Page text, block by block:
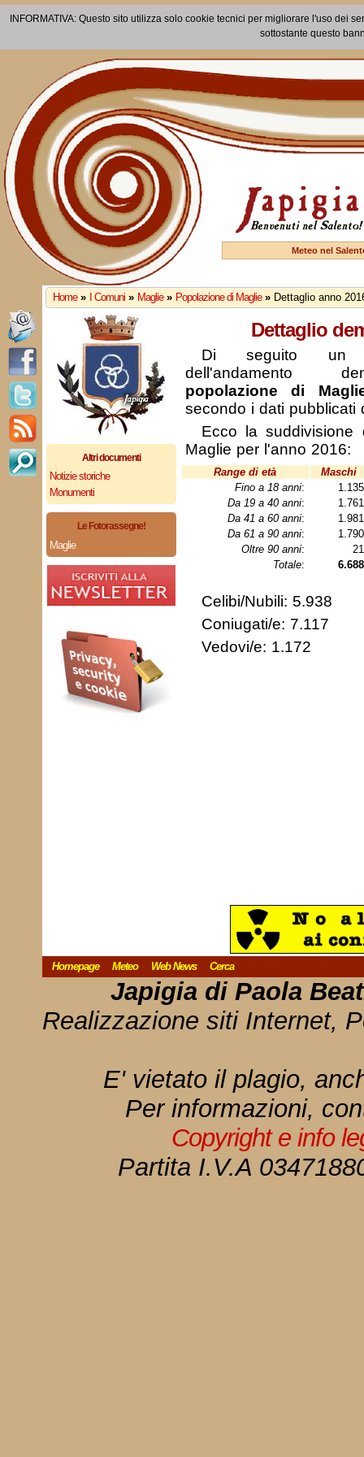
INFORMATIVA: Questo sito utilizza solo cookie tecnici per migliorare l'uso dei
sottostante questo
Meteo nel
Home » I Comuni » Maglie » Popolazione di Maglie » Dettaglio anno
Altri documenti
Notizie storiche
Monumenti
Le Fotorassegne!
Maglie
Dettaglio
Di seguito un
dell'andamento
popolazione di
secondo i dati pubblicati
Ecco la suddivisione
Maglie per l'anno 2016:
Range di età
Maschi
Fino a 18 anni:
Da 19 a 40 anni:
Da 41 a 60 anni:
Da 61 a 90 anni:
Oltre 90 anni:
Totale: 6.688
Celibi/Nubili: 5.938
Coniugati/e: 7.117
Vedovi/e: 1.172
Homepage Meteo Web News Cerca
Japigia di Paola
Realizzazione siti Internet,
E' vietato il plagio,
Per informazioni,
Copyright e info
Partita I.V.A